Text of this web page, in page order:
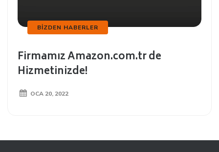
BIZDEN HABERLER
Firmamız Amazon.com.tr de
Hizmetinizde!
OCA 20, 2022